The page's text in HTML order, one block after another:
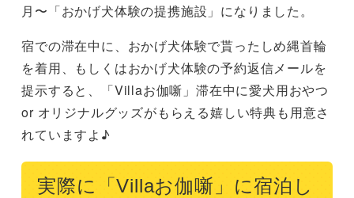
月〜「おかげ犬体験の提携施設」になりました。
宿での滞在中に、おかげ犬体験で貰ったしめ縄首輪
を着用、もしくはおかげ犬体験の予約返信メールを
提示すると、「Villaお伽噺」滞在中に愛犬用おやつ
or オリジナルグッズがもらえる嬉しい特典も用意さ
れていますよ♪
実際に「Villaお伽噺」に宿泊し